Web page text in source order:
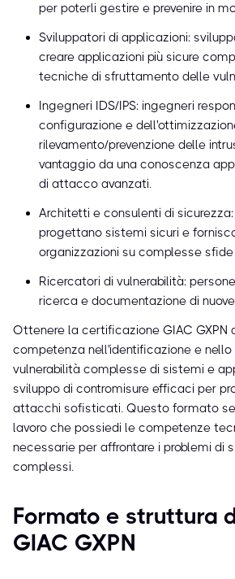
per poterli gestire e prevenire in
Sviluppatori di applicazioni:
creare applicazioni più sicure
tecniche di sfruttamento delle
Ingegneri IDS/IPS: ingegneri
configurazione e
rilevamento/prevenzione delle
vantaggio da una conoscenza
di attacco avanzati.
Architetti e consulenti di
progettano sistemi sicuri e
organizzazioni su complesse
Ricercatori di vulnerabilità:
ricerca e documentazione di
Ottenere la certificazione GIAC GXPN
competenza nell'identificazione e
vulnerabilità complesse di sistemi e
sviluppo di contromisure efficaci per
attacchi sofisticati. Questo formato
lavoro che possiedi le competenze
necessarie per affrontare i problemi di
complessi.
Formato e struttura
GIAC GXPN